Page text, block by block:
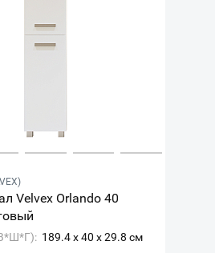
Velvex Orlando 40
189.4 x 40 x 29.8 см